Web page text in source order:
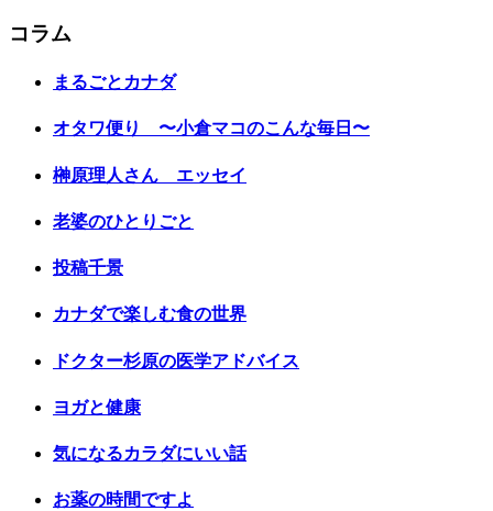
コラム
まるごとカナダ
オタワ便り 〜小倉マコのこんな毎日〜
榊原理人さん エッセイ
老婆のひとりごと
投稿千景
カナダで楽しむ食の世界
ドクター杉原の医学アドバイス
ヨガと健康
気になるカラダにいい話
お薬の時間ですよ